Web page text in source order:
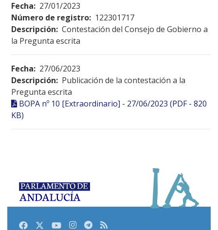
Fecha: 27/01/2023
Número de registro: 122301717
Descripción: Contestación del Consejo de Gobierno a
la Pregunta escrita
Fecha: 27/06/2023
Descripción: Publicación de la contestación a la
Pregunta escrita
BOPA nº 10 [Extraordinario] - 27/06/2023 (PDF - 820
KB)
FacebookTwitterYoutubeInstagram
Telegram
RSS